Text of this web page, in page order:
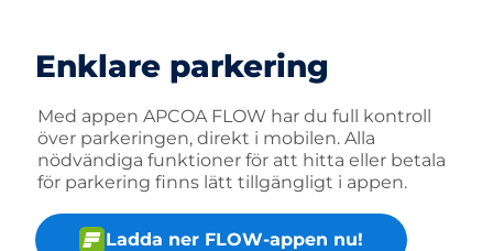
Enklare parkering
Med appen APCOA FLOW har du full kontroll
över parkeringen, direkt i mobilen. Alla
nödvändiga funktioner för att hitta eller betala
för parkering finns lätt tillgängligt i appen.
Ladda ner FLOW-appen nu!